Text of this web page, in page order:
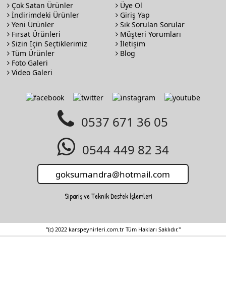
Çok Satan Ürünler
İndirimdeki Ürünler
Yeni Ürünler
Fırsat Ürünleri
Sizin İçin Seçtiklerimiz
Tüm Ürünler
Foto Galeri
Video Galeri
Üye Ol
Giriş Yap
Sık Sorulan Sorular
Müşteri Yorumları
İletişim
Blog
0537 671 36 05
0544 449 82 34
Sipariş ve Teknik Destek İşlemleri
"(c) 2022 karspeynirleri.com.tr Tüm Hakları Saklıdır."